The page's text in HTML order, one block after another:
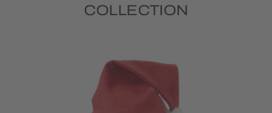
COLLECTION